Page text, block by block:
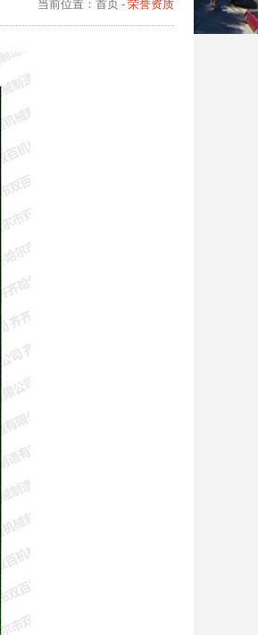
当前位置： 首页- 荣誉资质